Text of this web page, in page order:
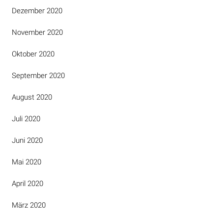
Dezember 2020
November 2020
Oktober 2020
September 2020
August 2020
Juli 2020
Juni 2020
Mai 2020
April 2020
März 2020